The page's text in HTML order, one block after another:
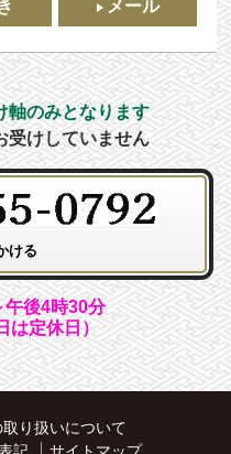
メール
軸のみとなります
受けしていません
午後4時30分
は定休日）
り扱いについて
記
サイトマップ